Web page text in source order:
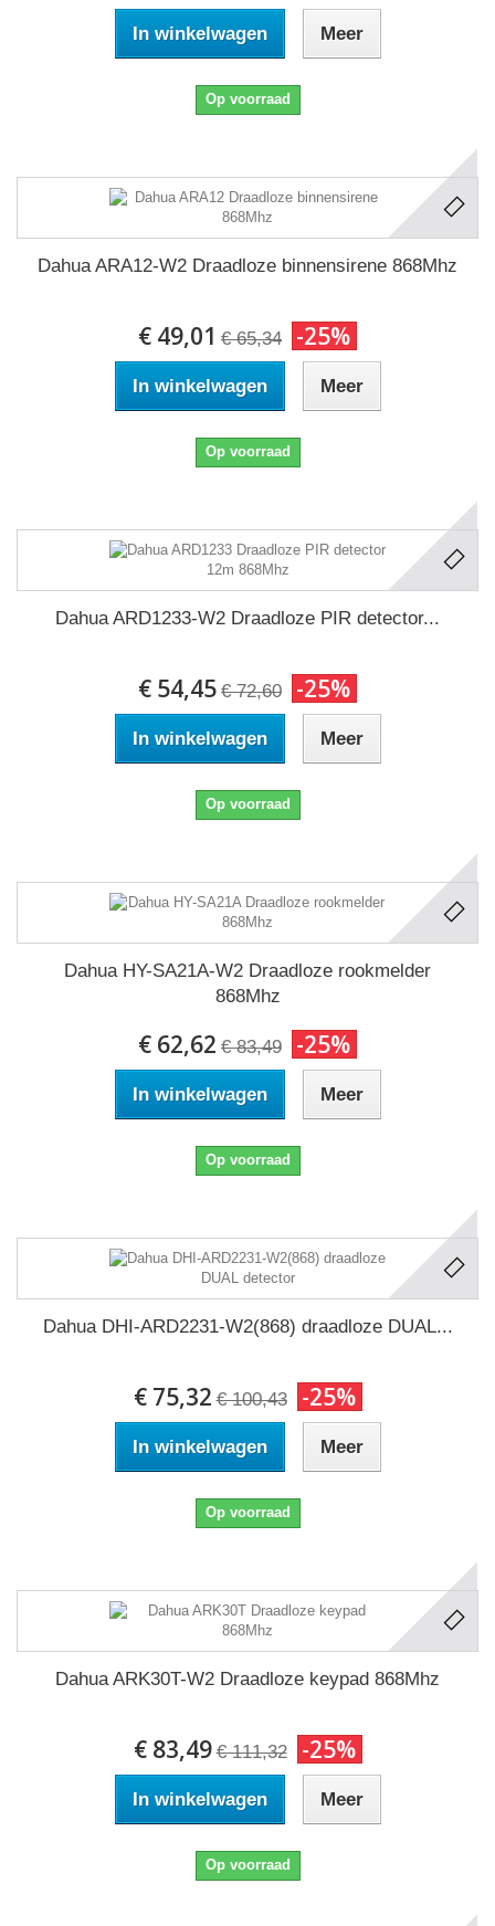
In winkelwagen Meer
Op voorraad
Dahua ARA12-W2 Draadloze binnensirene 868Mhz
€ 49,01 € 65,34 -25%
In winkelwagen Meer
Op voorraad
Dahua ARD1233-W2 Draadloze PIR detector...
€ 54,45 € 72,60 -25%
In winkelwagen Meer
Op voorraad
Dahua HY-SA21A-W2 Draadloze rookmelder
868Mhz
€ 62,62 € 83,49 -25%
In winkelwagen Meer
Op voorraad
Dahua DHI-ARD2231-W2(868) draadloze DUAL...
€ 75,32 € 100,43 -25%
In winkelwagen Meer
Op voorraad
Dahua ARK30T-W2 Draadloze keypad 868Mhz
€ 83,49 € 111,32 -25%
In winkelwagen Meer
Op voorraad